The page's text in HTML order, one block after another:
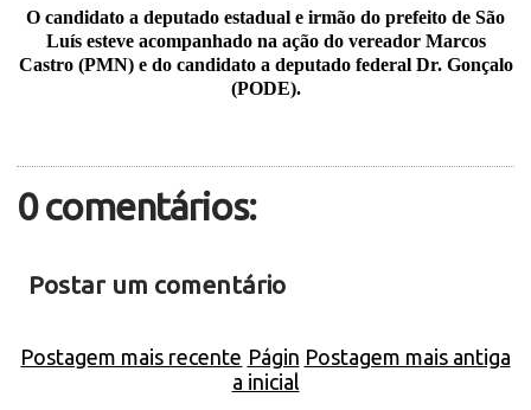
O candidato a deputado estadual e irmão do prefeito de São
Luís esteve acompanhado na ação do vereador Marcos
Castro (PMN) e do candidato a deputado federal Dr. Gonçalo
(PODE).
0 comentários:
Postar um comentário
Postagem mais recente Postagem mais antiga
Págin
a inicial